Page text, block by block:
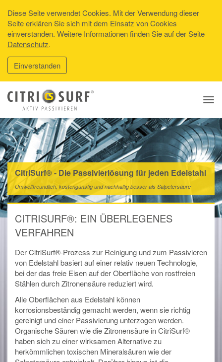
Diese Seite verwendet Cookies. Mit der Verwendung dieser
Seite erklären Sie sich mit dem Einsatz von Cookies
einverstanden. Weitere Informationen finden Sie auf der Seite
Datenschutz.
Einverstanden
CitriSurf® - Die Passivierlösung für jeden Edelstahl
Umweltfreundlich, kostengünstig und nachhaltig besser als Salpetersäure
CITRISURF®: EIN ÜBERLEGENES
VERFAHREN
Der CitriSurf®-Prozess zur Reinigung und zum Passivieren
von Edelstahl basiert auf einer relativ neuen Technologie,
bei der das freie Eisen auf der Oberfläche von rostfreien
Stählen durch Zitronensäure reduziert wird.
Alle Oberflächen aus Edelstahl können
korrosionsbeständig gemacht werden, wenn sie richtig
gereinigt und einer Passivierung unterzogen werden.
Organische Säuren wie die Zitronensäure in CitriSurf®
haben sich zu einer wirksamen Alternative zu
herkömmlichen toxischen Mineralsäuren wie der